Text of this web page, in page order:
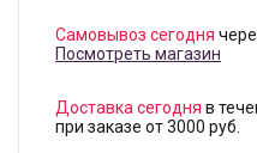
Самовывоз сегодня
Посмотреть магазин
Доставка сегодня в
при заказе от 3000 руб.